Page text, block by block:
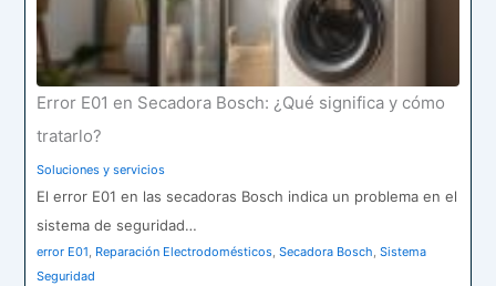
Error E01 en Secadora Bosch: ¿Qué significa y cómo
tratarlo?
Soluciones y servicios
El error E01 en las secadoras Bosch indica un problema en el
sistema de seguridad…
error E01, Reparación Electrodomésticos,Secadora Bosch,Sistema
Seguridad